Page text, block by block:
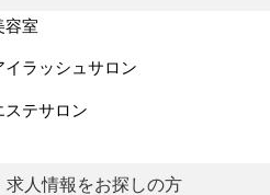
容室
イラッシュサロン
ステサロン
求人情報をお探しの方